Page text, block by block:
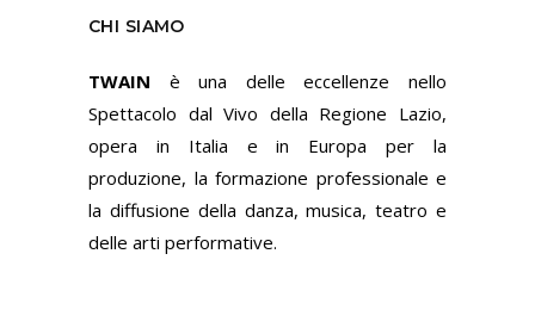
CHI SIAMO
TWAIN è una delle eccellenze nello
Spettacolo dal Vivo della Regione Lazio,
opera in Italia e in Europa per la
produzione, la formazione professionale e
la diffusione della danza, musica, teatro e
delle arti performative.